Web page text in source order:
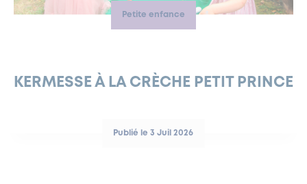
DÉVELOPPEMENT DURABLE
Petite enfance
KERMESSE À LA CRÈCHE PETIT PRINCE
Publié le 3 Juil 2026